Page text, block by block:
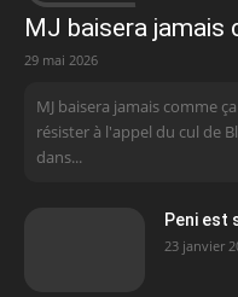
MJ baisera jamais
29 mai 2026
MJ baisera jamais comme
résister à l'appel du cul de
dans...
Peni est
23 janvier